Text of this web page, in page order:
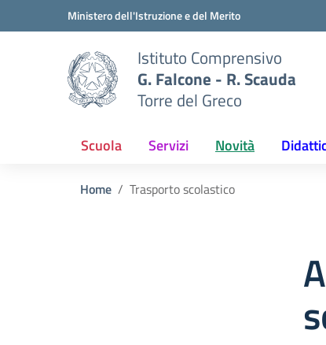
Vai ai contenuti
Vai al menu di navigazioneMinistero dell'Istruzione e del Merito
Istituto Comprensivo
G. Falcone - R. Scauda
Torre del Greco
Scuola Servizi Novità
Home Trasporto scolastico